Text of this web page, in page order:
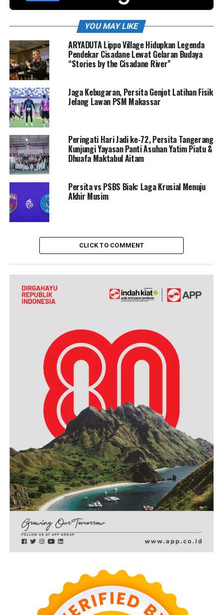
YOU MAY LIKE
ARYADUTA Lippo Village Hidupkan Legenda
Pendekar Cisadane Lewat Gelaran Budaya
“Stories by the Cisadane River”
Jaga Kebugaran, Persita Genjot Latihan Fisik
Jelang Lawan PSM Makassar
Peringati Hari Jadi ke-72, Persita Tangerang
Kunjungi Yayasan Panti Asuhan Yatim Piatu &
Dhuafa Maktabul Aitam
Persita vs PSBS Biak: Laga Krusial Menuju
Akhir Musim
CLICK TO COMMENT